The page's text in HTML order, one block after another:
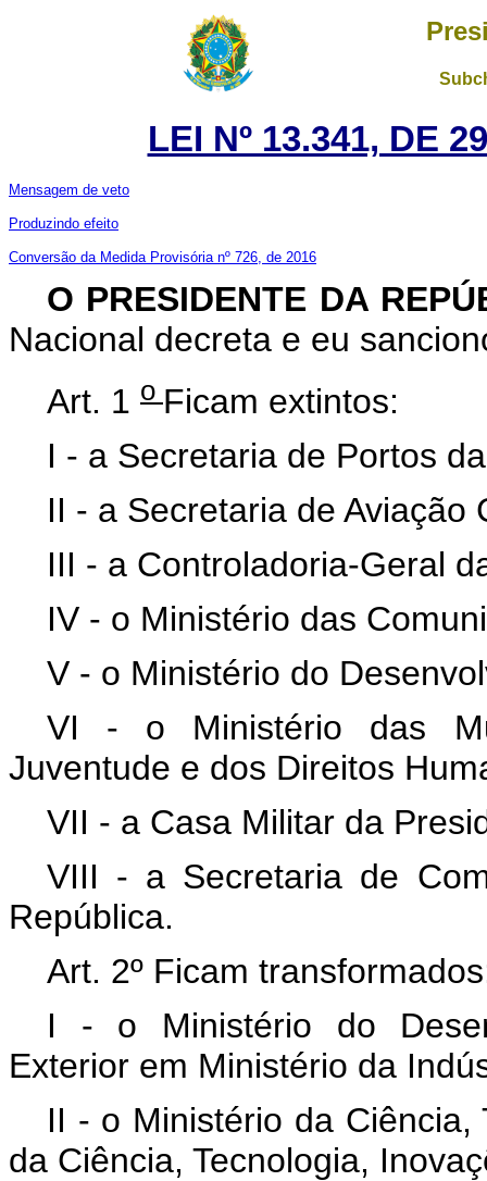
LEI Nº 13.341, DE
Mensagem de veto
Produzindo efeito
Conversão da Medida Provisória nº 726, de 2016
O PRESIDENTE DA
Nacional decreta e eu
Art. 1 o Ficam extintos:
I - a Secretaria de Portos
II - a Secretaria de Aviação
III - a Controladoria-Geral
IV - o Ministério das
V - o Ministério do
VI - o Ministério das
Juventude e dos Direitos
VII - a Casa Militar da
VIII - a Secretaria de
República.
Art. 2º Ficam
I - o Ministério do
Exterior em Ministério da
II - o Ministério da Ciência,
da Ciência, Tecnologia,